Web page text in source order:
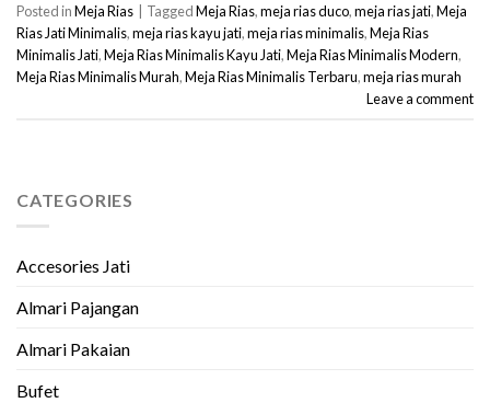
Posted inMeja Rias TaggedMeja Rias,meja rias duco,meja rias jati,Meja
Rias Jati Minimalis,meja rias kayu jati,meja rias minimalis,Meja Rias
Minimalis Jati,Meja Rias Minimalis Kayu Jati,Meja Rias Minimalis Modern,
Meja Rias Minimalis Murah,Meja Rias Minimalis Terbaru,meja rias murah
Leave a comment
CATEGORIES
Accesories Jati
Almari Pajangan
Almari Pakaian
Bufet